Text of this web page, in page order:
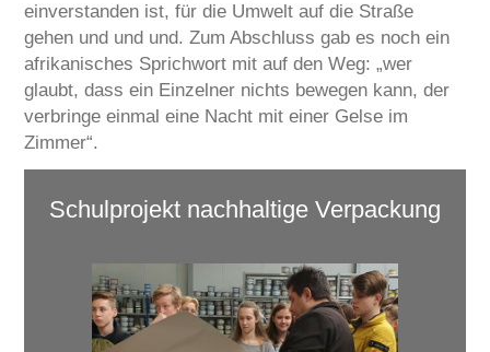
einverstanden ist, für die Umwelt auf die Straße
gehen und und und. Zum Abschluss gab es noch ein
afrikanisches Sprichwort mit auf den Weg: „wer
glaubt, dass ein Einzelner nichts bewegen kann, der
verbringe einmal eine Nacht mit einer Gelse im
Zimmer“.
Schulprojekt nachhaltige Verpackung